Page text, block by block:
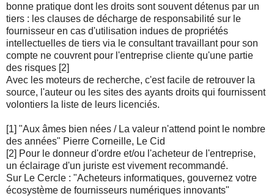
bonne pratique dont les droits sont souvent détenus par un
tiers : les clauses de décharge de responsabilité sur le
fournisseur en cas d'utilisation indues de propriétés
intellectuelles de tiers via le consultant travaillant pour son
compte ne couvrent pour l'entreprise cliente qu'une partie
des risques [2]
Avec les moteurs de recherche, c'est facile de retrouver la
source, l'auteur ou les sites des ayants droits qui fournissent
volontiers la liste de leurs licenciés.
[1] "Aux âmes bien nées / La valeur n'attend point le nombre
des années" Pierre Corneille, Le Cid
[2] Pour le donneur d'ordre et/ou l'acheteur de l'entreprise,
un éclairage d'un juriste est vivement recommandé.
Sur Le Cercle : "Acheteurs informatiques, gouvernez votre
écosystème de fournisseurs numériques innovants"